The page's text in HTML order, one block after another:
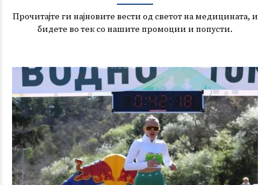
Прочитајте ги најновите вести од светот на медицината, и
бидете во тек со нашите промоции и попусти.